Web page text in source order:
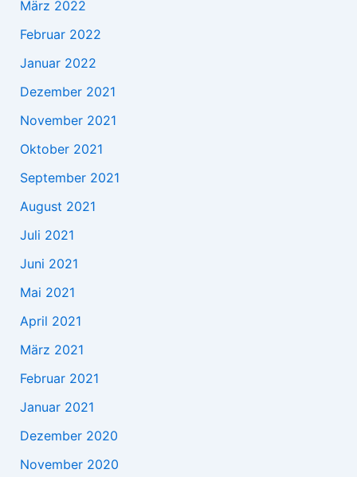
März 2022
Februar 2022
Januar 2022
Dezember 2021
November 2021
Oktober 2021
September 2021
August 2021
Juli 2021
Juni 2021
Mai 2021
April 2021
März 2021
Februar 2021
Januar 2021
Dezember 2020
November 2020